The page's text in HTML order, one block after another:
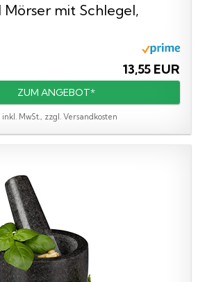
Mörser mit Schlegel,
13,55 EUR
ZUM ANGEBOT*
inkl. MwSt., zzgl. Versandkosten